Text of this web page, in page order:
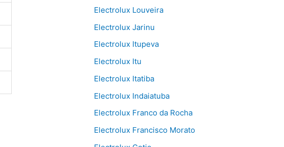
Electrolux Louveira
Electrolux Jarinu
Electrolux Itupeva
Electrolux Itu
Electrolux Itatiba
Electrolux Indaiatuba
Electrolux Franco da Rocha
Electrolux Francisco Morato